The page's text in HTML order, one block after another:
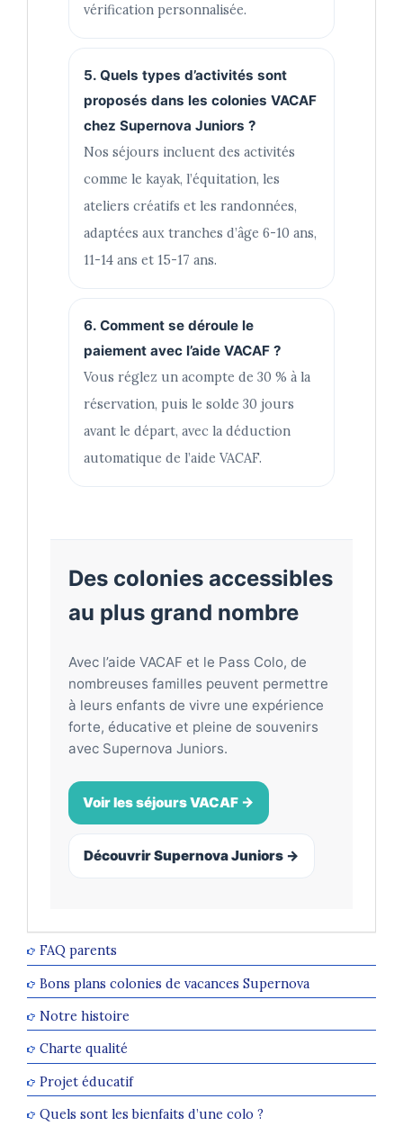
vérification personnalisée.
5. Quels types d’activités sont
proposés dans les colonies VACAF
chez Supernova Juniors ?
Nos séjours incluent des activités
comme le kayak, l’équitation, les
ateliers créatifs et les randonnées,
adaptées aux tranches d’âge 6-10 ans,
11-14 ans et 15-17 ans.
6. Comment se déroule le
paiement avec l’aide VACAF ?
Vous réglez un acompte de 30 % à la
réservation, puis le solde 30 jours
avant le départ, avec la déduction
automatique de l’aide VACAF.
Des colonies accessibles
au plus grand nombre
Avec l’aide VACAF et le Pass Colo, de
nombreuses familles peuvent permettre
à leurs enfants de vivre une expérience
forte, éducative et pleine de souvenirs
avec Supernova Juniors.
Voir les séjours VACAF →
Découvrir Supernova Juniors →
FAQ parents
Bons plans colonies de vacances Supernova
Notre histoire
Charte qualité
Projet éducatif
Quels sont les bienfaits d’une colo ?